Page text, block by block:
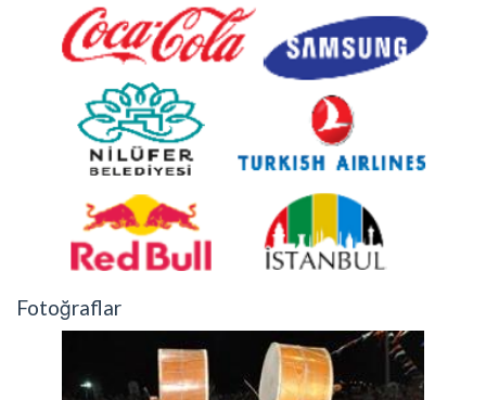
Fotoğraflar